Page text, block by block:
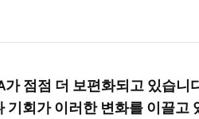
점점 더 보편화되고 있습니
기회가 이러한 변화를 이끌고